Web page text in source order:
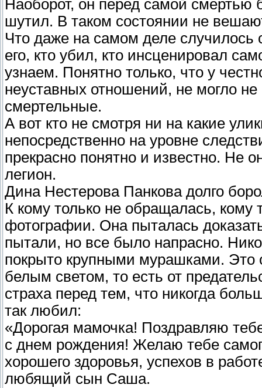
Наоборот, он перед самой смертью
шутил. В таком состоянии не
Что даже на самом деле
его, кто убил, кто инсценировал
узнаем. Понятно только, что у
неуставных отношений, не могло
смертельные.
А вот кто не смотря ни на какие
непосредственно на уровне
прекрасно понятно и известно. Не
легион.
Дина Нестерова Панкова долго
К кому только не обращалась, кому
фотографии. Она пыталась
пытали, но все было напрасно.
покрыто крупными мурашками. Это
белым светом, то есть от
страха перед тем, что никогда
так любил:
«Дорогая мамочка! Поздравляю
с днем рождения! Желаю тебе
хорошего здоровья, успехов в
любящий сын Саша.